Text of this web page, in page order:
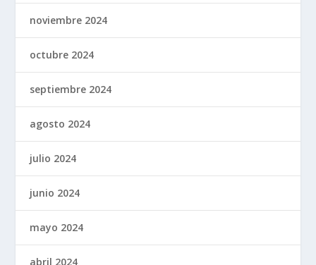
noviembre 2024
octubre 2024
septiembre 2024
agosto 2024
julio 2024
junio 2024
mayo 2024
abril 2024